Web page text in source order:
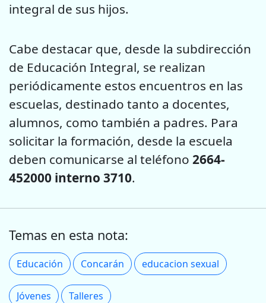
integral de sus hijos.
Cabe destacar que, desde la subdirección
de Educación Integral, se realizan
periódicamente estos encuentros en las
escuelas, destinado tanto a docentes,
alumnos, como también a padres. Para
solicitar la formación, desde la escuela
deben comunicarse al teléfono 2664-
452000 interno 3710.
Temas en esta nota:
Educación Concarán educacion sexual
Jóvenes Talleres